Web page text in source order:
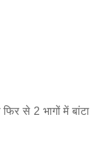
से 2 भागों में बांटा